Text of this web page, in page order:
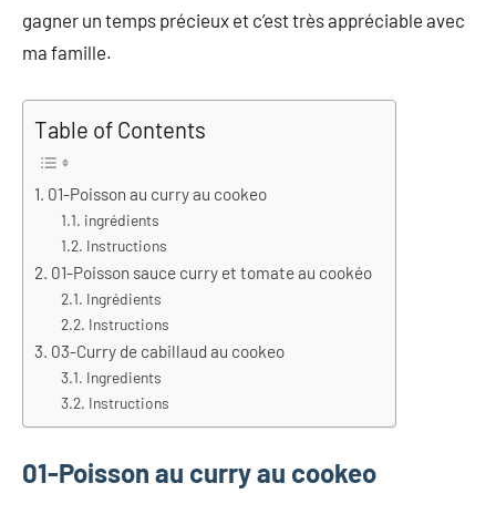
gagner un temps précieux et c’est très appréciable avec
ma famille.
Table of Contents
01-Poisson au curry au cookeo
ingrédients
Instructions
01-Poisson sauce curry et tomate au cookéo
Ingrédients
Instructions
03-Curry de cabillaud au cookeo
Ingredients
Instructions
01-Poisson au curry au cookeo